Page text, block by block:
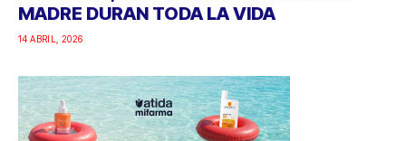
MADRE DURAN TODA LA VIDA
14 ABRIL, 2026